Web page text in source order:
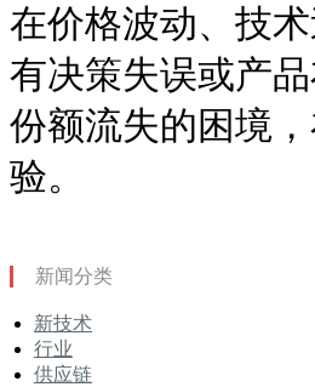
在价格波动、技
有决策失误或产
份额流失的困境
验。
新闻分类
新技术
行业
供应链